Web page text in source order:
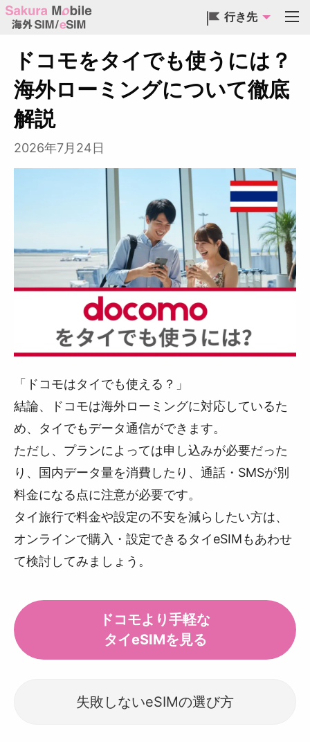
行き先
ドコモをタイでも使うには？
海外ローミングについて徹底
解説
2026年7月24日
「ドコモはタイでも使える？」
結論、ドコモは海外ローミングに対応しているた
め、タイでもデータ通信ができます。
ただし、プランによっては申し込みが必要だった
り、国内データ量を消費したり、通話・SMSが別
料金になる点に注意が必要です。
タイ旅行で料金や設定の不安を減らしたい方は、
オンラインで購入・設定できるタイeSIMもあわせ
て検討してみましょう。
ドコモより手軽な
タイeSIMを見る
失敗しないeSIMの選び方